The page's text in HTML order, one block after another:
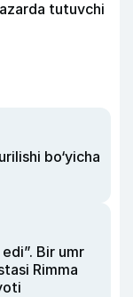
tutuvchi
bo‘yicha
Bir umr
Rimma